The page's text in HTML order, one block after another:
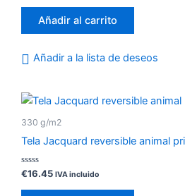
0
Añadir al carrito
Añadir a la lista de deseos
330 g/m2
Tela Jacquard reversible animal
Valorado
0
€16.45 IVA incluido